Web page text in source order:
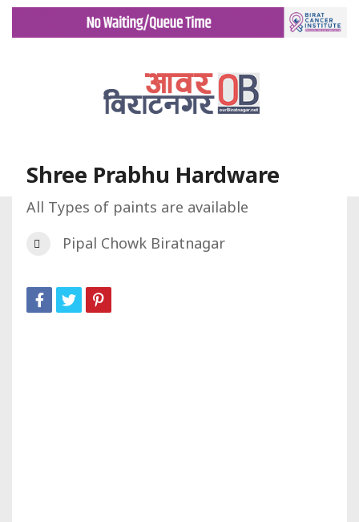
डिरेक्टरी Shree Prabhu Hardware
Shree Prabhu Hardware
All Types of paints are available
Pipal Chowk Biratnagar